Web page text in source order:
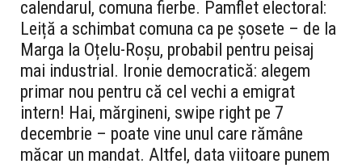
calendarul, comuna fierbe. Pamflet electoral:
Leiță a schimbat comuna ca pe șosete – de la
Marga la Oțelu-Roșu, probabil pentru peisaj
mai industrial. Ironie democratică: alegem
primar nou pentru că cel vechi a emigrat
intern! Hai, mărgineni, swipe right pe 7
decembrie – poate vine unul care rămâne
măcar un mandat. Altfel, data viitoare punem